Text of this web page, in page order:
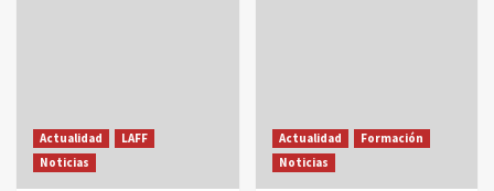
Actualidad
LAFF
Noticias
Actualidad
Formación
Noticias